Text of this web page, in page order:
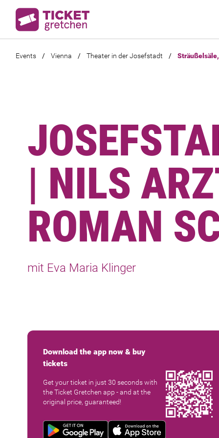
Events / Vienna / Theater in der Josefstadt /
| NILS
ROMAN
mit Eva Maria Klinger
Download the app now & buy
tickets
Get your ticket in just 30 seconds with
the Ticket Gretchen app - and at the
original price, guaranteed!